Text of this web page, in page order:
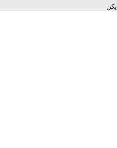
آیکن